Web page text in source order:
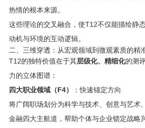
热情的根本来源。
这些理论的交叉融合，使T12不仅能描绘静
动机与环境的互动逻辑。
二、三维穿透：从宏观领域到微观素质的精
T12的独特价值在于其层级化、精细化的测
力的立体图谱：
四大职业领域（F4）
：快速锚定方向
将广阔职场划分为科学与技术、创意与艺术
金融四大主航道，帮助个体与企业锁定战略